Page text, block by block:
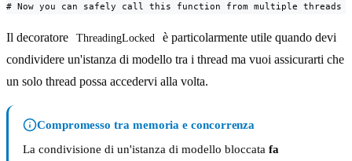
# Now you can safely call this function from multiple threads
Il decoratore ThreadingLocked
è particolarmente utile quando devi
condividere un'istanza di modello tra i thread ma vuoi assicurarti che
un solo thread possa accedervi alla volta.
Compromesso tra memoria e concorrenza
La condivisione di un'istanza di modello bloccata fa